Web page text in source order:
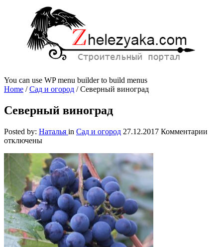
You can use WP menu builder to build menus
Home /Сад и огород /Северный виноград
Северный виноград
Posted by: Наталья in Сад и огород 27.12.2017 Комментарии
отключены